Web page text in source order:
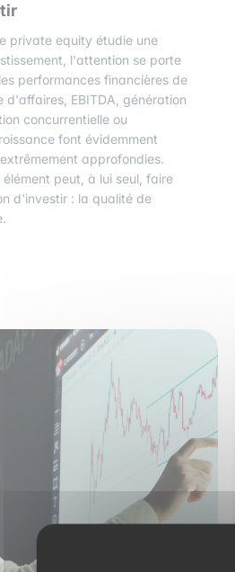
private equity étudie une
l'attention se porte
performances financières de
d'affaires, EBITDA, génération
concurrentielle ou
font évidemment
approfondies.
peut, à lui seul, faire
d'investir : la qualité de